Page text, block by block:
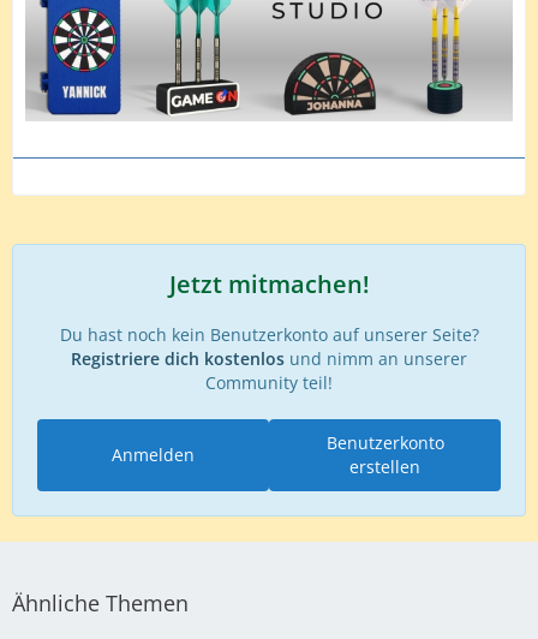
Jetzt mitmachen!
Du hast noch kein Benutzerkonto auf unserer Seite?
Registriere dich kostenlos und nimm an unserer
Community teil!
Benutzerkonto
erstellen
Anmelden
Ähnliche Themen